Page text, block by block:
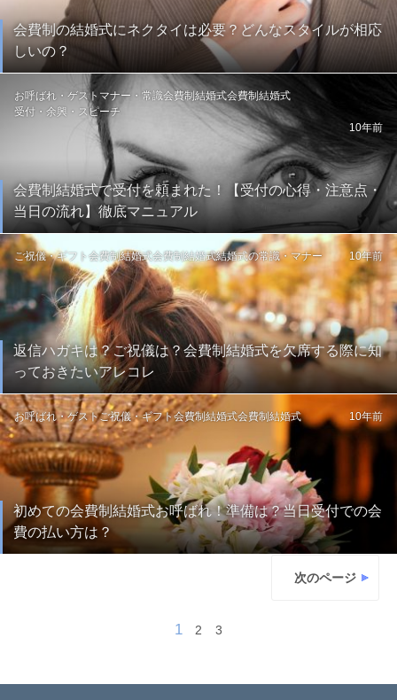
会費制の結婚式にネクタイは必要？どんなスタイルが相応
しいの？
会費制結婚式で受付を頼まれた！【受付の心得・注意点・
当日の流れ】徹底マニュアル
お呼ばれ・ゲスト マナー・常識会費制結婚式会費制結婚式
受付・余興・スピーチ
10年前
返信ハガキは？ご祝儀は？会費制結婚式を欠席する際に知
っておきたいアレコレ
ご祝儀・ギフト 会費制結婚式会費制結婚式結婚式の常識・マナー 10年前
初めての会費制結婚式お呼ばれ！準備は？当日受付での会
費の払い方は？
お呼ばれ・ゲストご祝儀・ギフト会費制結婚式会費制結婚式 10年前
1 2 3
次のページ